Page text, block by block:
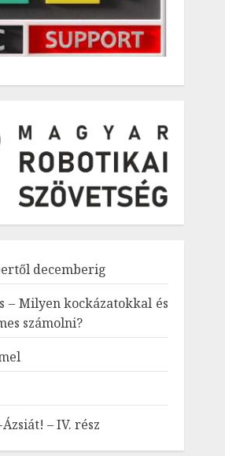
decemberig
– Milyen kockázatokkal és
számolni?
– IV. rész